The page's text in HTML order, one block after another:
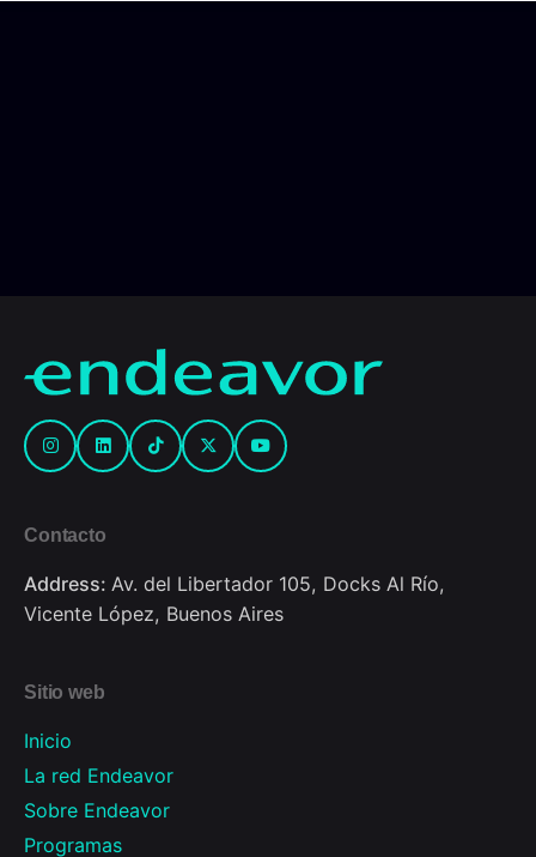
Contacto
Address: Av. del Libertador 105, Docks Al Río,
Vicente López, Buenos Aires
Sitio web
Inicio
La red Endeavor
Sobre Endeavor
Programas